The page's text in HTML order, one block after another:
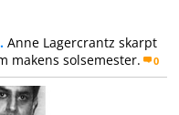
Anne Lagercrantz skarpt
makens solsemester.
0